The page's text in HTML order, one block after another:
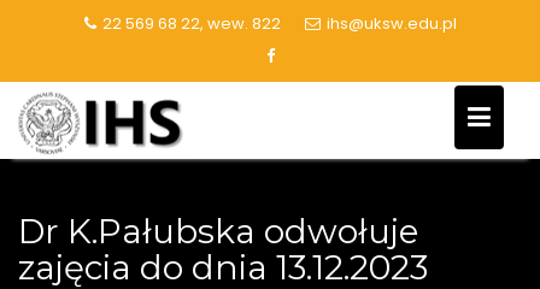
22 569 68 22, wew. 822 ihs@uksw.edu.pl
Dr K.Pałubska odwołuje
zajęcia do dnia 13.12.2023